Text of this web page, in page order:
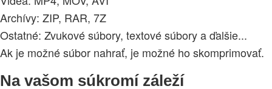
Archívy: ZIP, RAR, 7Z
Ostatné: Zvukové súbory, textové súbory a ďalšie...
Ak je možné súbor nahrať, je možné ho skomprimovať.
Na vašom súkromí záleží